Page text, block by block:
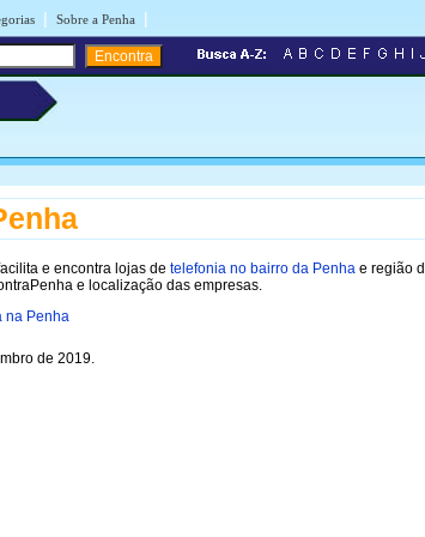
| Sobre a Penha |
e encontra lojas de telefonia no bairro da Penha e região
e localização das empresas.
na Penha
de 2019.